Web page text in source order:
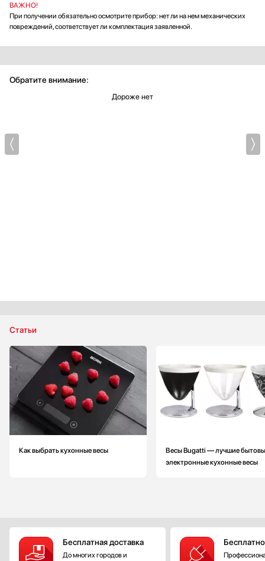
ВАЖНО!
При получении обязательно осмотрите прибор: нет ли на нем механических
повреждений, соответствует ли комплектация заявленной.
Обратите внимание:
Дороже нет
Статьи
Как выбрать кухонные весы
Весы Bugatti — лучшие
электронные кухонные весы
Бесплатная доставка
До многих городов и